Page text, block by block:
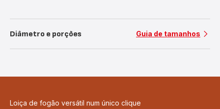
Diâmetro e porções Guia de tamanhos
Loiça de fogão versátil num único clique